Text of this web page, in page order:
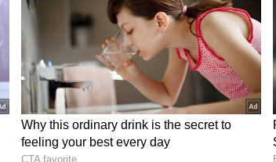
ஏற்படுத்தக்கூடிய
சில நாட்களில் டெல்லி-தேசிய